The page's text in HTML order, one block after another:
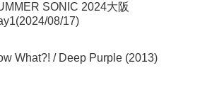
SONIC 2024大阪
08/17)
What?! / Deep Purple (2013)